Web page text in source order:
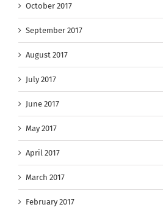
October 2017
September 2017
August 2017
July 2017
June 2017
May 2017
April 2017
March 2017
February 2017